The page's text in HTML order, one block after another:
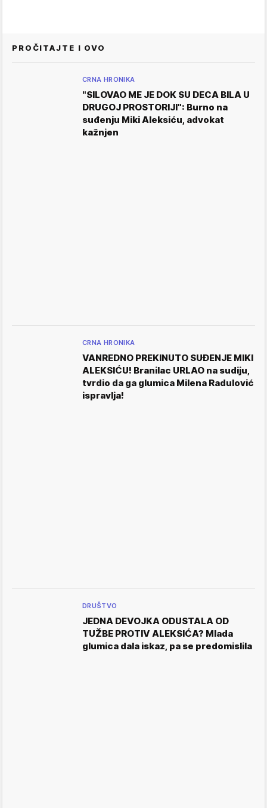
PROČITAJTE I OVO
CRNA HRONIKA
"SILOVAO ME JE DOK SU DECA BILA U
DRUGOJ PROSTORIJI": Burno na
suđenju Miki Aleksiću, advokat
kažnjen
CRNA HRONIKA
VANREDNO PREKINUTO SUĐENJE MIKI
ALEKSIĆU! Branilac URLAO na sudiju,
tvrdio da ga glumica Milena Radulović
ispravlja!
DRUŠTVO
JEDNA DEVOJKA ODUSTALA OD
TUŽBE PROTIV ALEKSIĆA? Mlada
glumica dala iskaz, pa se predomislila